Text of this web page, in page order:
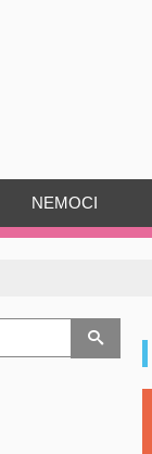
NEMOCI